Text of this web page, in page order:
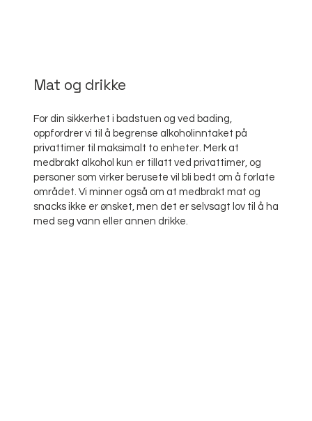
Mat og drikke
For din sikkerhet i badstuen og ved bading,
oppfordrer vi til å begrense alkoholinntaket på
privattimer til maksimalt to enheter. Merk at
medbrakt alkohol kun er tillatt ved privattimer, og
personer som virker berusete vil bli bedt om å forlate
området. Vi minner også om at medbrakt mat og
snacks ikke er ønsket, men det er selvsagt lov til å ha
med seg vann eller annen drikke.